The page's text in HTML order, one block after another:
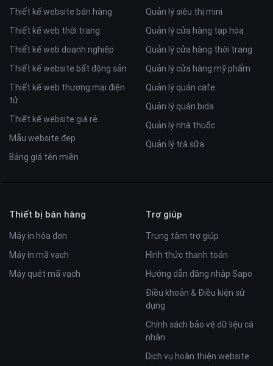
Thiết kế website bán hàng
Thiết kế web thời trang
Thiết kế web doanh nghiệp
Thiết kế website bất động sản
Thiết kế web thương mại điện
tử
Thiết kế website giá rẻ
Mẫu website đẹp
Bảng giá tên miền
Quản lý siêu thị mini
Quản lý cửa hàng tạp hóa
Quản lý cửa hàng thời trang
Quản lý cửa hàng mỹ phẩm
Quản lý quán cafe
Quản lý quán bida
Quản lý nhà thuốc
Quản lý trà sữa
Thiết bị bán hàng
Máy in hóa đơn
Máy in mã vạch
Máy quét mã vạch
Trợ giúp
Trung tâm trợ giúp
Hình thức thanh toán
Hướng dẫn đăng nhập Sapo
Điều khoản & Điều kiện sử
dụng
Chính sách bảo vệ dữ liệu cá
nhân
Dịch vụ hoàn thiện website